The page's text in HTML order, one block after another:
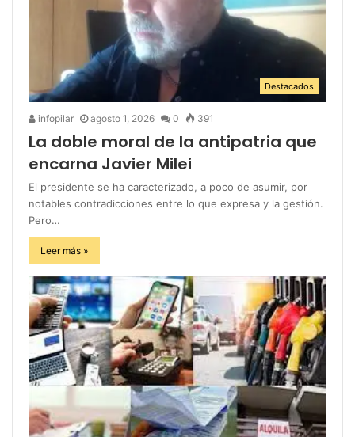
Destacados
infopilar agosto 1, 2026 0 391
La doble moral de la antipatria que
encarna Javier Milei
El presidente se ha caracterizado, a poco de asumir, por
notables contradicciones entre lo que expresa y la gestión.
Pero…
Leer más »